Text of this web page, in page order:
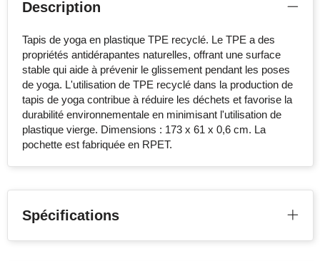
Description
Tapis de yoga en plastique TPE recyclé. Le TPE a des
propriétés antidérapantes naturelles, offrant une surface
stable qui aide à prévenir le glissement pendant les poses
de yoga. L'utilisation de TPE recyclé dans la production de
tapis de yoga contribue à réduire les déchets et favorise la
durabilité environnementale en minimisant l'utilisation de
plastique vierge. Dimensions : 173 x 61 x 0,6 cm. La
pochette est fabriquée en RPET.
Spécifications